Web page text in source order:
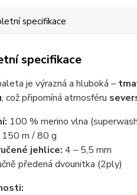
specifikace
specifikace
je výrazná a hluboká –
, což připomíná atmosféru
100 % merino vlna
150 m / 80 g
jehlice: 4 – 5,5 mm
předená dvounitka (2ply)